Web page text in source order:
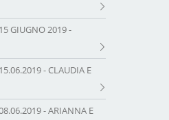
GIUGNO 2019 -
- CLAUDIA E
- ARIANNA E